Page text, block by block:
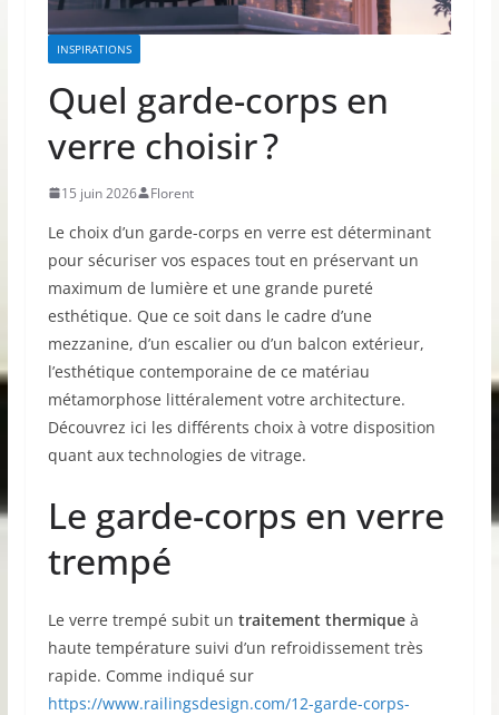
INSPIRATIONS
Quel garde-corps en
verre choisir ?
15 juin 2026 Florent
Le choix d’un garde-corps en verre est déterminant
pour sécuriser vos espaces tout en préservant un
maximum de lumière et une grande pureté
esthétique. Que ce soit dans le cadre d’une
mezzanine, d’un escalier ou d’un balcon extérieur,
l’esthétique contemporaine de ce matériau
métamorphose littéralement votre architecture.
Découvrez ici les différents choix à votre disposition
quant aux technologies de vitrage.
Le garde-corps en verre
trempé
Le verre trempé subit un traitement thermiqueà
haute température suivi d’un refroidissement très
rapide. Comme indiqué sur
https://www.railingsdesign.com/12-garde-corps-